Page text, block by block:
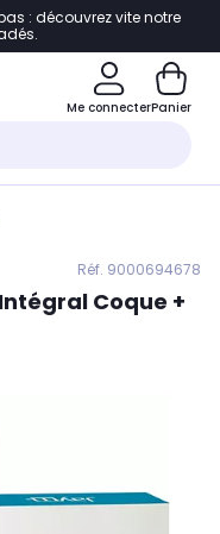
: découvrez vite notre
Me connecterPanier
Réf. 9000694678
Coque +